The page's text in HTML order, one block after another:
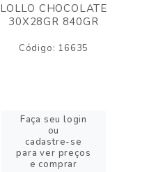
LOLLO CHOCOLATE
30X28GR 840GR
Código: 16635
Faça seu login
ou
cadastre-se
para ver preços
e comprar